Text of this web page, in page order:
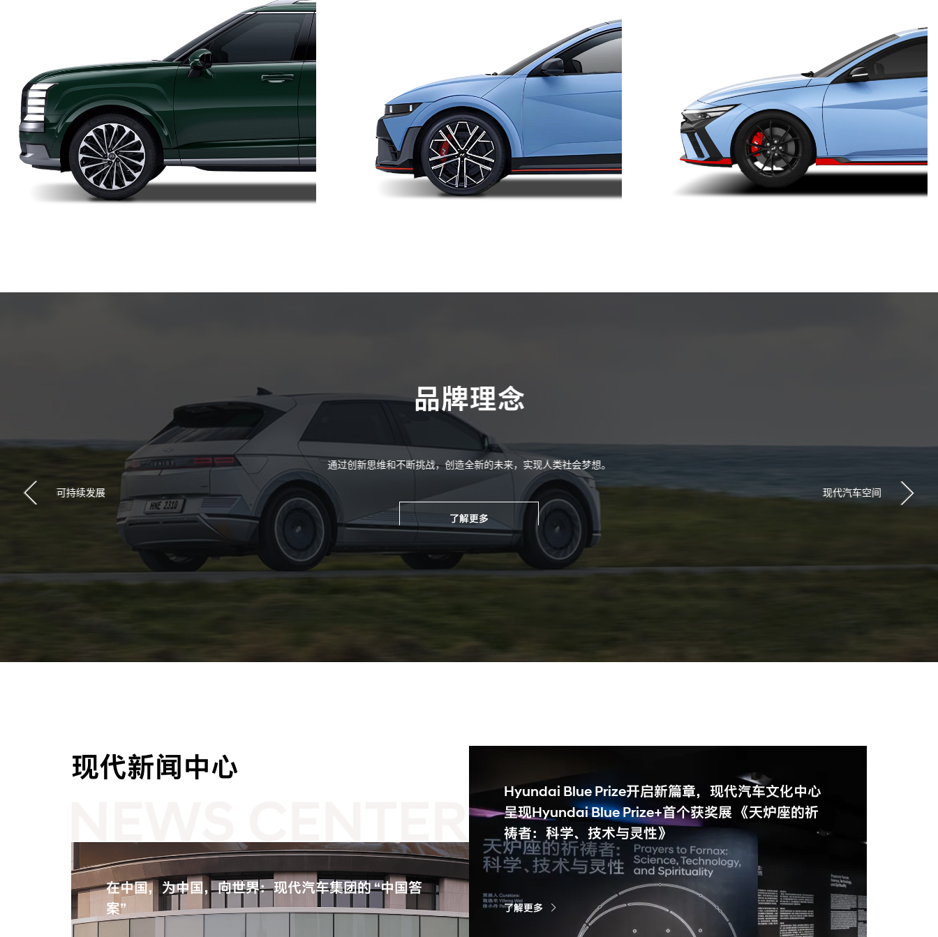
发展
是生活在地球上的全人类应享有的基本权利。
品牌理念
通过创新思维和不断挑战，创造全新的未来，实现人类社会梦想。
可持续发展 现代汽车空间
现代新闻中心
在中国，为中国，向世界：现代汽车集团的 “中国答
案”
Hyundai Blue Prize开启新篇章，现代汽车文化中心
呈现Hyundai Blue Prize+首个获奖展 《天炉座的祈
祷者：科学、技术与灵性》
了解更多